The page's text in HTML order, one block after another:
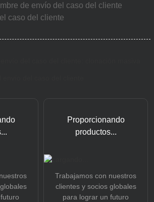
de envío del caso del cliente
caso del cliente
Proporcionando
productos...
Trabajamos con nuestros
clientes y socios globales
para lograr un futuro